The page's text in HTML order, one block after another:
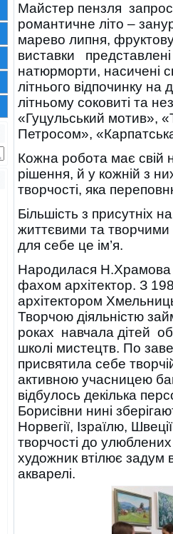
Майстер пензля
романтичне літо –
марево липня, фруктову
виставки
натюрморти, насичені
літнього відпочинку на
літньому соковиті та
«Гуцульський мотив»,
Петросом»,
Кожна робота має свій
рішення, й у кожній з
творчості, яка
Більшість з присутніх
життєвими та творчими
для себе це ім’я.
Народилася Н.Храмова
фахом архітектор. З
архітектором
Творчою діяльністю
роках навчала дітей
школі мистецтв. По
присвятила себе
активною учасницею
відбулось декілька
Борисівни нині
Норвегії, Ізраїлю,
творчості до
художник втілює задум
акварелі.